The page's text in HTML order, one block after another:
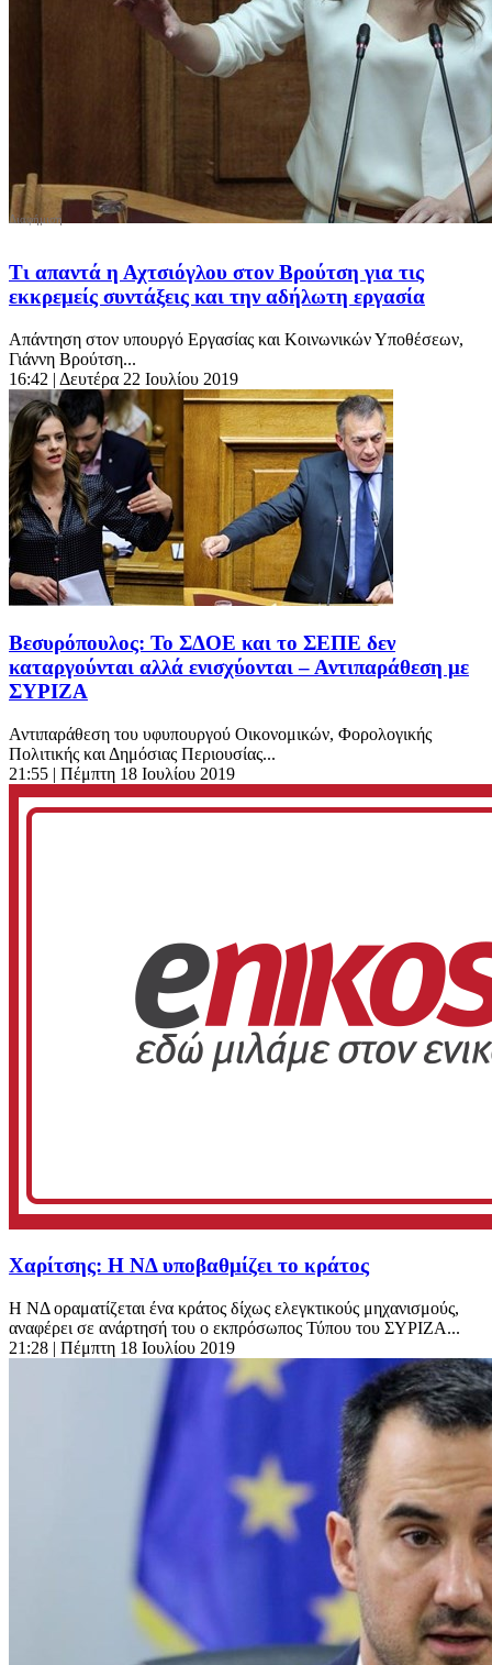
Τι απαντά η Αχτσιόγλου στον Βρούτση για τις
εκκρεμείς συντάξεις και την αδήλωτη εργασία
Απάντηση στον υπουργό Εργασίας και Κοινωνικών Υποθέσεων,
Γιάννη Βρούτση...
16:42 | Δευτέρα 22 Ιουλίου 2019
Βεσυρόπουλος: Το ΣΔΟΕ και το ΣΕΠΕ δεν
καταργούνται αλλά ενισχύονται – Αντιπαράθεση με
ΣΥΡΙΖΑ
Αντιπαράθεση του υφυπουργού Οικονομικών, Φορολογικής
Πολιτικής και Δημόσιας Περιουσίας...
21:55 | Πέμπτη 18 Ιουλίου 2019
Χαρίτσης: Η ΝΔ υποβαθμίζει το κράτος
H ΝΔ οραματίζεται ένα κράτος δίχως ελεγκτικούς μηχανισμούς,
αναφέρει σε ανάρτησή του ο εκπρόσωπος Τύπου του ΣΥΡΙΖΑ...
21:28 | Πέμπτη 18 Ιουλίου 2019